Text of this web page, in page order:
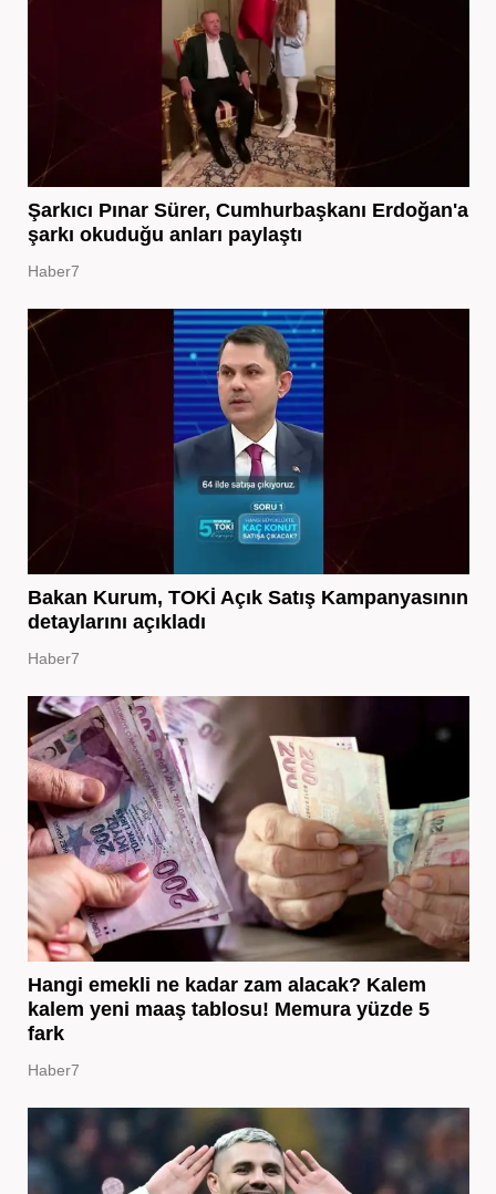
Şarkıcı Pınar Sürer, Cumhurbaşkanı Erdoğan'a
şarkı okuduğu anları paylaştı
Haber7
Bakan Kurum, TOKİ Açık Satış Kampanyasının
detaylarını açıkladı
Haber7
Hangi emekli ne kadar zam alacak? Kalem
kalem yeni maaş tablosu! Memura yüzde 5
fark
Haber7